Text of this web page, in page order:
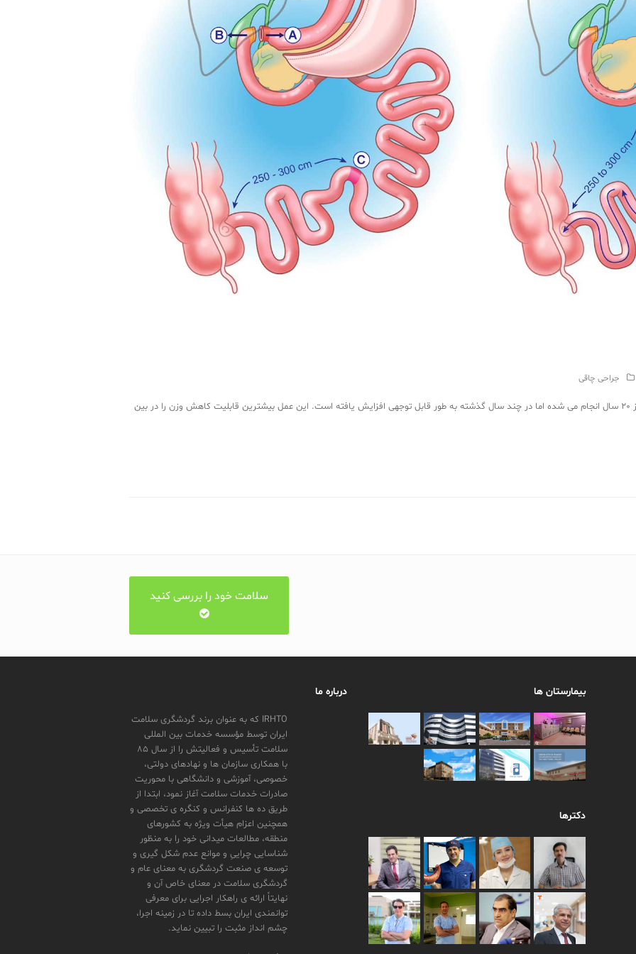
جراحی چاقی
بای پس روده یک عمل کاهش وزن است که بیش از 20 سال انجام می شده اما در چند سال گذشته به طور قابل توجهی افزایش یافته است. این عمل بیشترین قابلیت کاهش وزن را در بین
سلامت خود را بررسی کنید
بیمارستان ها
دکترها
درباره ما
IRHTO که به عنوان برند گردشگری سلامت
ایران توسط مؤسسه خدمات بین المللی
سلامت تأسیس و فعالیتش را از سال ۸۵
با همکاری سازمان ها و نهادهای دولتی،
خصوصی، آموزشی و دانشگاهی با محوریت
صادرات خدمات سلامت آغاز نمود، ابتدا از
طریق ده ها کنفرانس و کنگره ی تخصصی و
همچنین اعزام هیأت ویژه به کشورهای
منطقه، مطالعات میدانی خود را به منظور
شناسایی چراییِ و موانع عدم شکل گیری و
توسعه ی صنعت گردشگری به معنای عام و
گردشگری سلامت در معنای خاص آن و
نهایتاً ارائه ی راهکار اجرایی برای معرفی
توانمندی ایران بسط داده تا در زمینه اجرا،
چشم انداز مثبت را تبیین نماید.